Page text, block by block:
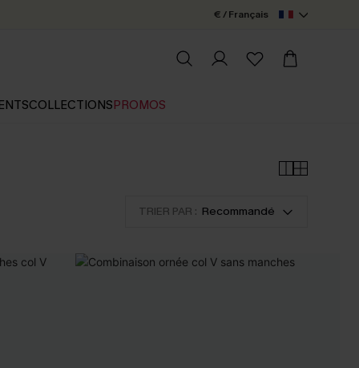
€ / Français
COLLECTIONSPROMOS
TRIER PAR : Recommandé